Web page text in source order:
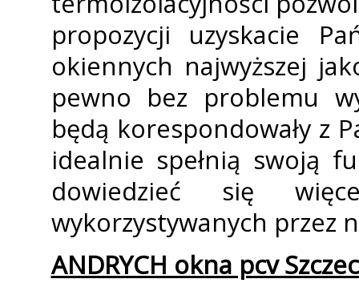
propozycji uzyskacie
okiennych najwyższej
pewno bez problemu
będą korespondowały z
idealnie spełnią swoją
dowiedzieć się
wykorzystywanych przez
ANDRYCH okna pcv